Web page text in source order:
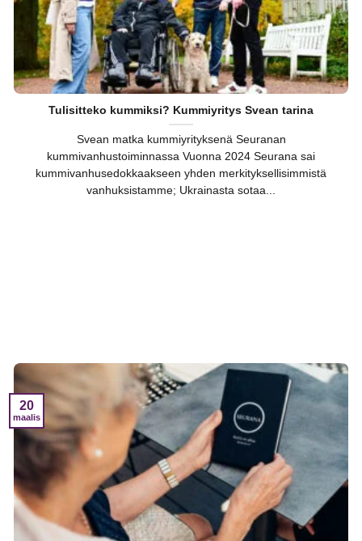
Tulisitteko kummiksi? Kummiyritys Svean tarina
Svean matka kummiyrityksenä Seuranan
kummivanhustoiminnassa Vuonna 2024 Seurana sai
kummivanhusedokkaakseen yhden merkityksellisimmistä
vanhuksistamme; Ukrainasta sotaa...
20
maalis